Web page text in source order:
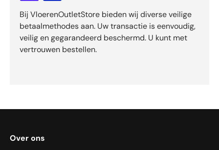
Bij VloerenOutletStore bieden wij diverse veilige
betaalmethodes aan. Uw transactie is eenvoudig,
veilig en gegarandeerd beschermd. U kunt met
vertrouwen bestellen.
Over ons